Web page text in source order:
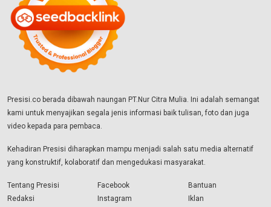
Presisi.co berada dibawah naungan PT.Nur Citra Mulia. Ini adalah semangat
kami untuk menyajikan segala jenis informasi baik tulisan, foto dan juga
video kepada para pembaca.
Kehadiran Presisi diharapkan mampu menjadi salah satu media alternatif
yang konstruktif, kolaboratif dan mengedukasi masyarakat.
Tentang Presisi
Redaksi
Facebook
Instagram
Bantuan
Iklan